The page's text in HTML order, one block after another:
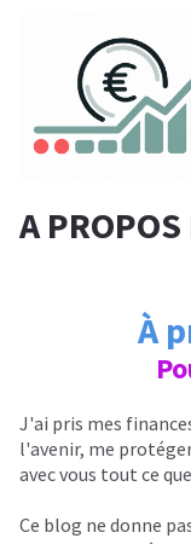
A
À
J'ai pris mes
l'avenir, me
avec vous tout ce
Ce blog ne donne